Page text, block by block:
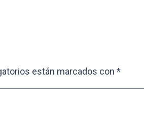
están marcados con *